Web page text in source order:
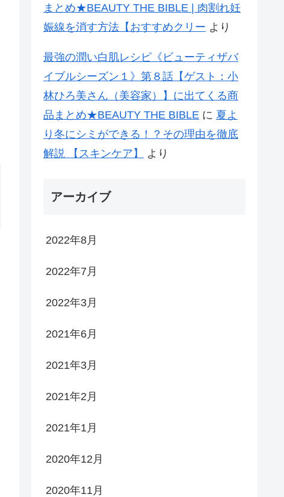
まとめ★BEAUTY THE BIBLE | 肉割れ妊
娠線を消す方法【おすすめクリー より
最強の潤い白肌レシピ《ビューティザバ
イブルシーズン１》第８話【ゲスト：小
林ひろ美さん（美容家）】に出てくる商
品まとめ★BEAUTY THE BIBLE に 夏よ
り冬にシミができる！？その理由を徹底
解説 【スキンケア】
より
アーカイブ
2022年8月
2022年7月
2022年3月
2021年6月
2021年3月
2021年2月
2021年1月
2020年12月
2020年11月